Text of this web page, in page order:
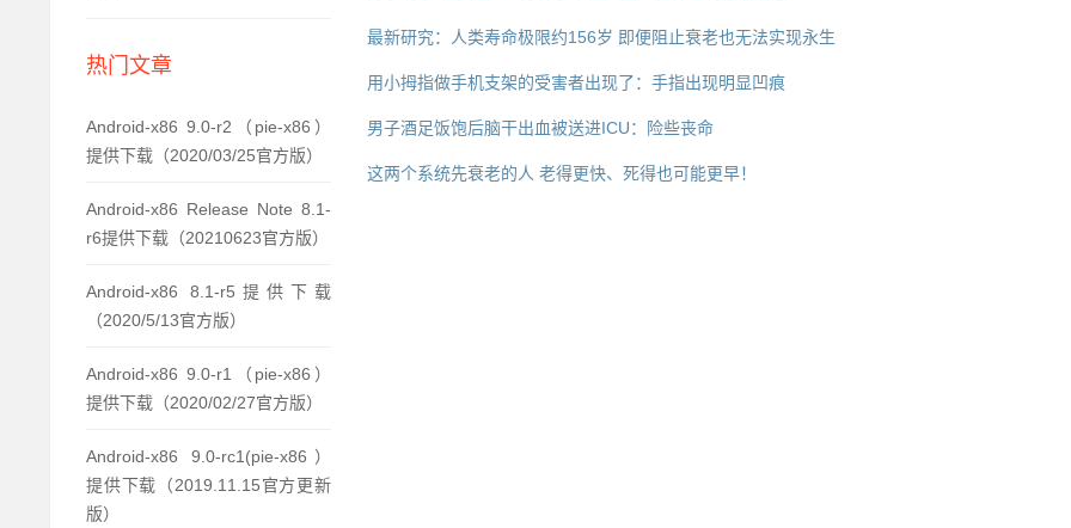
热门文章
Android-x86 9.0-r2（pie-x86）
提供下载（2020/03/25官方版）
Android-x86 Release Note 8.1-
r6提供下载（20210623官方版）
Android-x86 8.1-r5提供下载
（2020/5/13官方版）
Android-x86 9.0-r1（pie-x86）
提供下载（2020/02/27官方版）
Android-x86 9.0-rc1(pie-x86）
提供下载（2019.11.15官方更新
版）
最新研究：人类寿命极限约156岁 即便阻止衰老也无法实现永生
用小拇指做手机支架的受害者出现了：手指出现明显凹痕
男子酒足饭饱后脑干出血被送进ICU：险些丧命
这两个系统先衰老的人 老得更快、死得也可能更早！